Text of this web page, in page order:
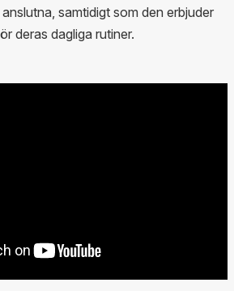
samtidigt som den erbjuder
deras dagliga rutiner.